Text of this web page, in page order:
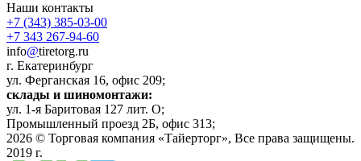
Наши контакты
+7 (343) 385-03-00
+7 343 267-94-60
info@tiretorg.ru
г. Екатеринбург
ул. Ферганская 16, офис 209;
склады и шиномонтажи:
ул. 1-я Баритовая 127 лит. О;
Промышленный проезд 2Б, офис 313;
2026 © Торговая компания «Тайерторг», Все права защищены.
2019 г.